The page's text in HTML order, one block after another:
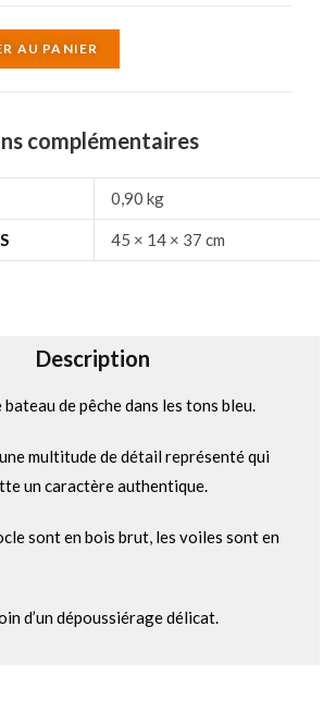
AU PANIER
n
a
t
:
complémentaires
0,90 kg
45 × 14 × 37 cm
Description
de pêche dans les tons bleu.
multitude de détail représenté qui
un caractère authentique.
sont en bois brut, les voiles sont en
d’un dépoussiérage délicat.